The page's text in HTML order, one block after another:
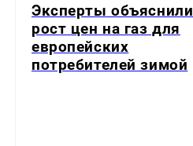
Эксперты объяснили
рост цен на газ для
европейских
потребителей зимой